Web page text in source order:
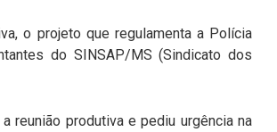
o projeto que regulamenta a Polícia
do SINSAP/MS (Sindicato dos
reunião produtiva e pediu urgência na